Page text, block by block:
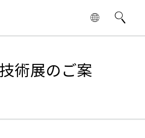
術展のご案